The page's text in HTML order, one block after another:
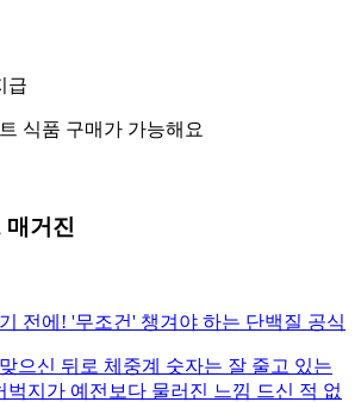
급
식품 구매가 가능해요
매거진
전에! '무조건' 챙겨야 하는 단백질 공식
으신 뒤로 체중계 숫자는 잘 줄고 있는
벅지가 예전보다 물러진 느낌 드신 적 없